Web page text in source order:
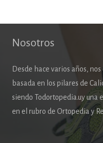
Nosotros
Desde hace varios años,
basada en los pilares de
siendo Todortopedia.uy una
en el rubro de Ortopedia y